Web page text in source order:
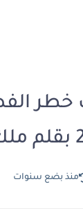
منذ بضع سنوات